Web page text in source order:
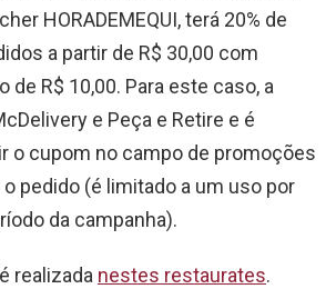
HORADEMEQUI, terá 20% de
a partir de R$ 30,00 com
de R$ 10,00. Para este caso, a
e Peça e Retire e é
o cupom no campo de promoções
pedido (é limitado a um uso por
da campanha).
realizada nestes restaurates.